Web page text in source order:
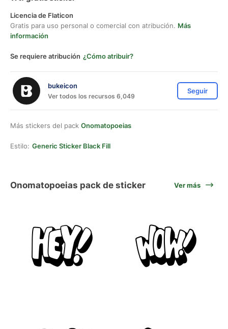
Licencia de Flaticon
Gratis para uso personal o comercial con atribución. Más
información
Se requiere atribución ¿Cómo atribuir?
bukeicon
Ver todos los recursos 6,049
Seguir
Más stickers del pack Onomatopoeias
Estilo: Generic Sticker Black Fill
Onomatopoeias pack de sticker Ver más